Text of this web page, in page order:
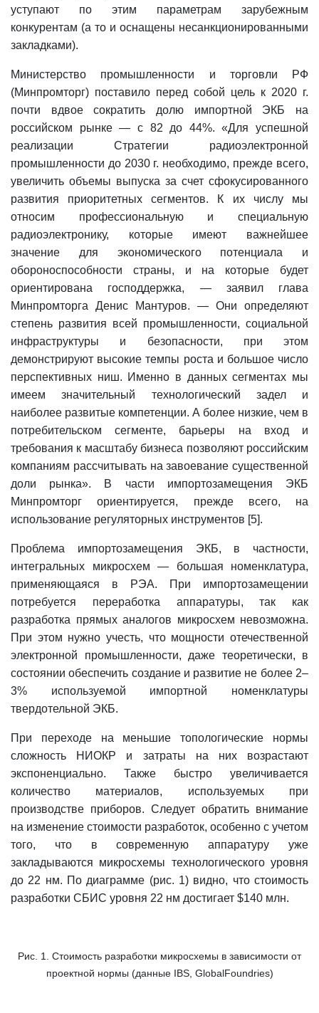
уступают по этим параметрам зарубежным
конкурентам (а то и оснащены несанкционированными
закладками).
Министерство промышленности и торговли РФ
(Минпромторг) поставило перед собой цель к 2020 г.
почти вдвое сократить долю импортной ЭКБ на
российском рынке — с 82 до 44%. «Для успешной
реализации Стратегии радиоэлектронной
промышленности до 2030 г. необходимо, прежде всего,
увеличить объемы выпуска за счет сфокусированного
развития приоритетных сегментов. К их числу мы
относим профессиональную и специальную
радиоэлектронику, которые имеют важнейшее
значение для экономического потенциала и
обороноспособности страны, и на которые будет
ориентирована господдержка, — заявил глава
Минпромторга Денис Мантуров. — Они определяют
степень развития всей промышленности, социальной
инфраструктуры и безопасности, при этом
демонстрируют высокие темпы роста и большое число
перспективных ниш. Именно в данных сегментах мы
имеем значительный технологический задел и
наиболее развитые компетенции. А более низкие, чем в
потребительском сегменте, барьеры на вход и
требования к масштабу бизнеса позволяют российским
компаниям рассчитывать на завоевание существенной
доли рынка». В части импортозамещения ЭКБ
Минпромторг ориентируется, прежде всего, на
использование регуляторных инструментов [5].
Проблема импортозамещения ЭКБ, в частности,
интегральных микросхем — большая номенклатура,
применяющаяся в РЭА. При импортозамещении
потребуется переработка аппаратуры, так как
разработка прямых аналогов микросхем невозможна.
При этом нужно учесть, что мощности отечественной
электронной промышленности, даже теоретически, в
состоянии обеспечить создание и развитие не более 2–
3% используемой импортной номенклатуры
твердотельной ЭКБ.
При переходе на меньшие топологические нормы
сложность НИОКР и затраты на них возрастают
экспоненциально. Также быстро увеличивается
количество материалов, используемых при
производстве приборов. Следует обратить внимание
на изменение стоимости разработок, особенно с учетом
того, что в современную аппаратуру уже
закладываются микросхемы технологического уровня
до 22 нм. По диаграмме (рис. 1) видно, что стоимость
разработки СБИС уровня 22 нм достигает $140 млн.
Рис. 1. Стоимость разработки микросхемы в зависимости от
проектной нормы (данные IBS, GlobalFoundries)